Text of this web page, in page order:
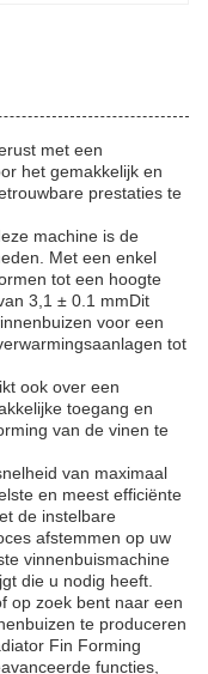
met een
het gemakkelijk en
prestaties te
machine is de
Met een enkel
tot een hoogte
3,1 ± 0.1 mmDit
voor een
tot
ook over een
toegang en
van de vinen te
van maximaal
en meest efficiënte
de instelbare
afstemmen op uw
vinnenbuismachine
die u nodig heeft.
op zoek bent naar een
te produceren
Fin Forming
functies,